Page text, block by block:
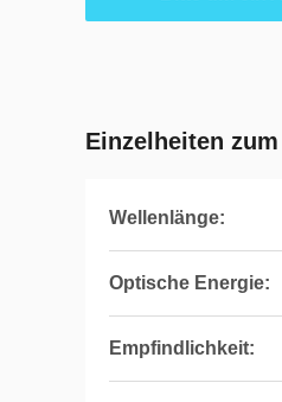
Einzelheiten
Wellenlänge:
Optische Energie:
Empfindlichkeit: